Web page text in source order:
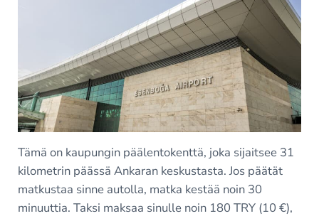
Tämä on kaupungin päälentokenttä, joka sijaitsee 31
kilometrin päässä Ankaran keskustasta. Jos päätät
matkustaa sinne autolla, matka kestää noin 30
minuuttia. Taksi maksaa sinulle noin 180 TRY (10 €),